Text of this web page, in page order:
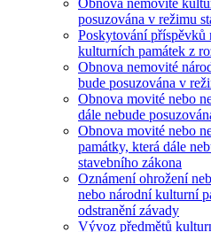
Obnova nemovité
posuzována v režimu
Poskytování příspěvků
kulturních památek z
Obnova nemovité
bude posuzována v
Obnova movité nebo
dále nebude
Obnova movité nebo
památky, která dále
stavebního zákona
Oznámení ohrožení
nebo národní kulturní
odstranění závady
Vývoz předmětů